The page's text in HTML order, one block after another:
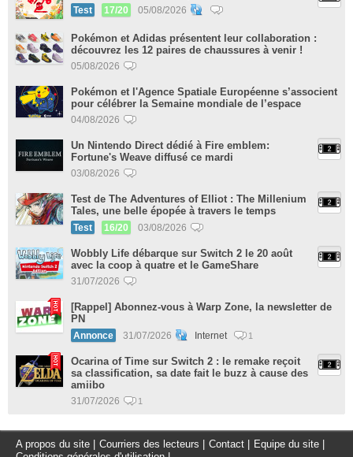
Test 17/20 05/08/2026
Pokémon et Adidas présentent leur collaboration :
découvrez les 12 paires de chaussures à venir !
05/08/2026
Pokémon et l'Agence Spatiale Européenne s’associent
pour célébrer la Semaine mondiale de l’espace
04/08/2026
Un Nintendo Direct dédié à Fire emblem:
Fortune's Weave diffusé ce mardi
03/08/2026
Test de The Adventures of Elliot : The Millenium
Tales, une belle épopée à travers le temps
Test 16/20 03/08/2026
Wobbly Life débarque sur Switch 2 le 20 août
avec la coop à quatre et le GameShare
31/07/2026
[Rappel] Abonnez-vous à Warp Zone, la newsletter de
PN
Annonce 31/07/2026 Internet 1
Ocarina of Time sur Switch 2 : le remake reçoit
sa classification, sa date fait le buzz à cause des
amiibo
31/07/2026 1
A propos du site Courriers des lecteurs Contact Equipe du site